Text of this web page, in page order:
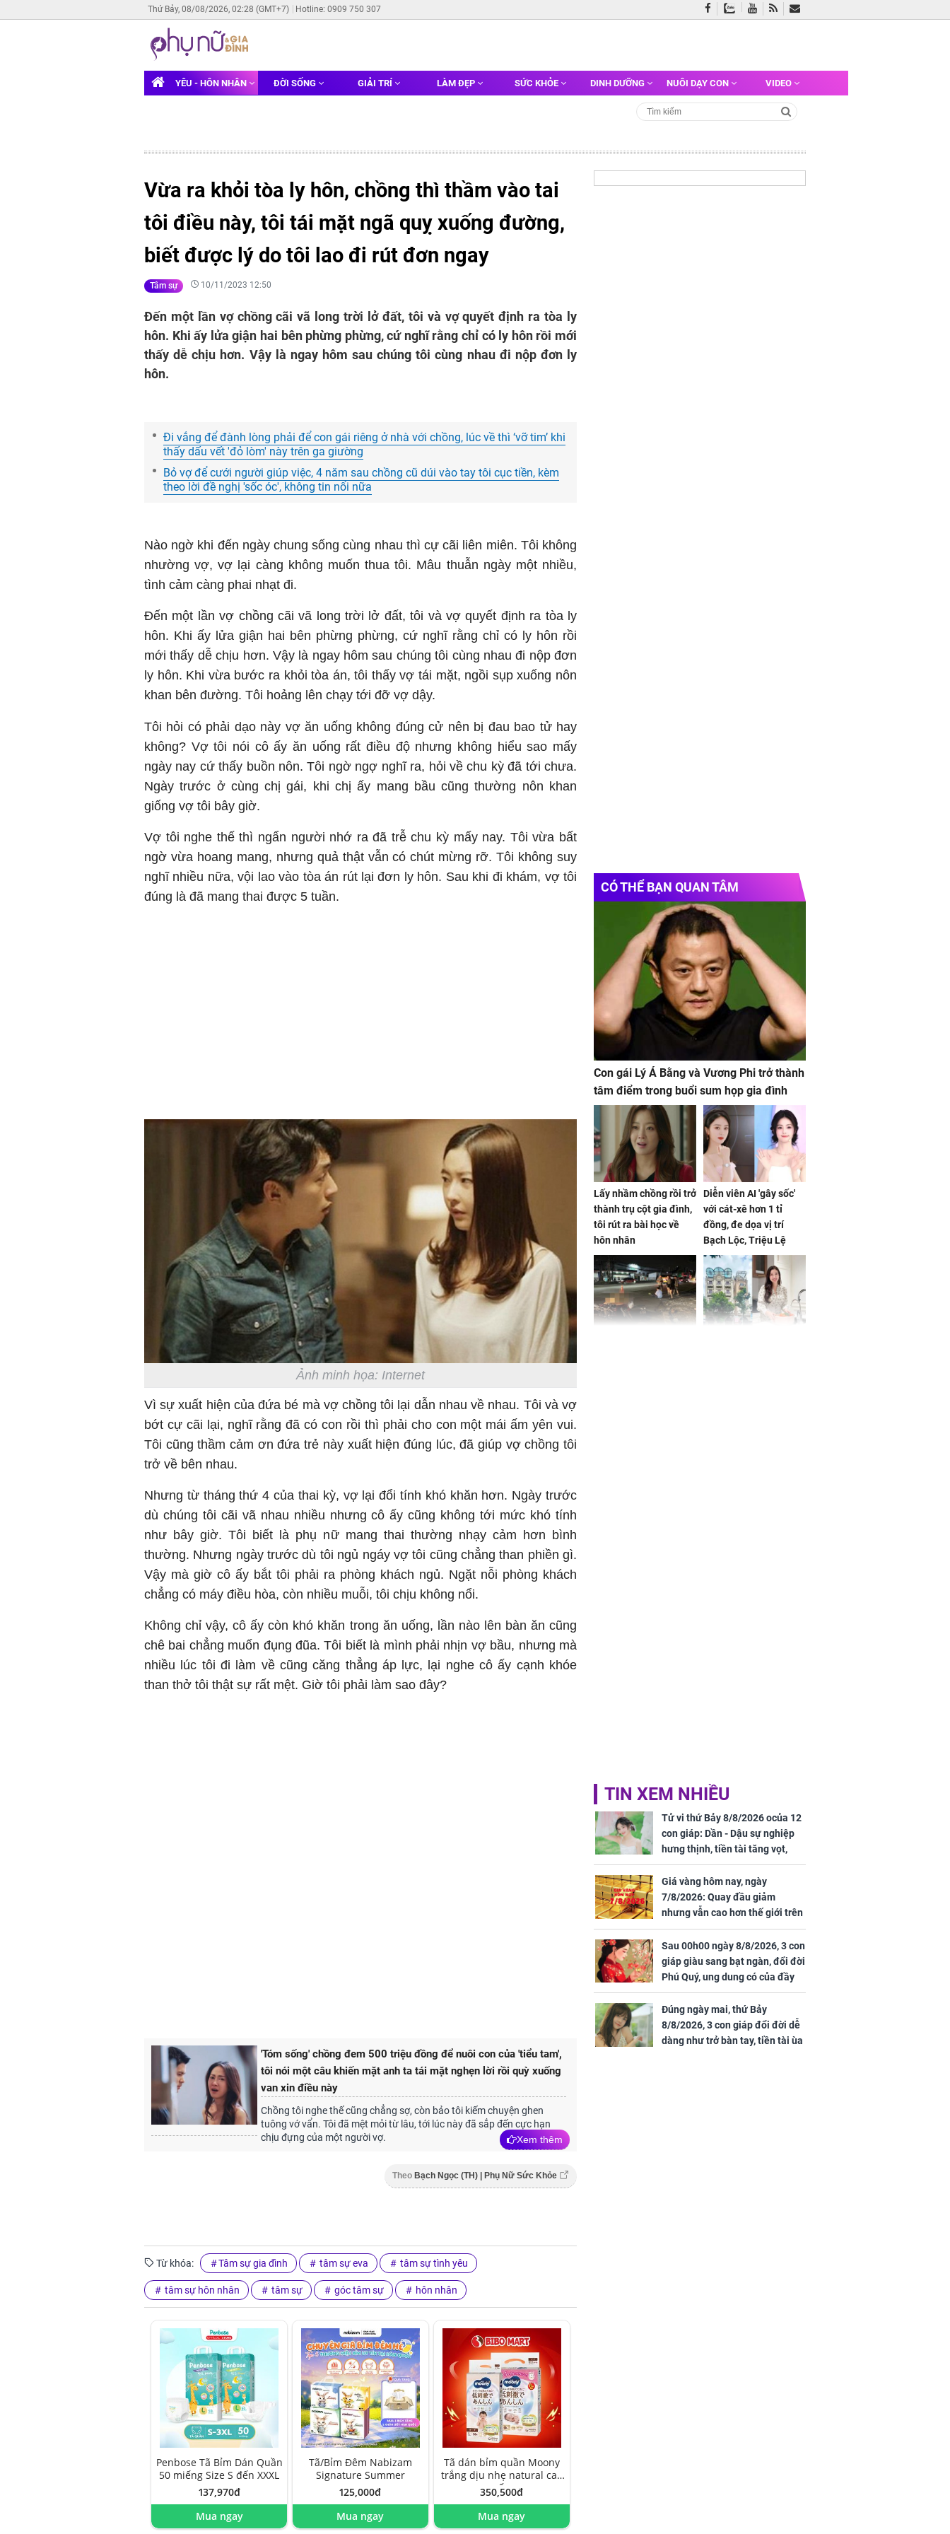
Thứ Bảy, 08/08/2026, 02:28 (GMT+7) Hotline: 0909 750 307
YÊU - HÔN NHÂN ĐỜI SỐNG GIẢI TRÍ LÀM ĐẸP SỨC KHỎE DINH DƯỠNG NUÔI DẠY CON VIDEO
Vừa ra khỏi tòa ly hôn, chồng thì thầm vào tai
tôi điều này, tôi tái mặt ngã quỵ xuống đường,
biết được lý do tôi lao đi rút đơn ngay
Tâm sự 10/11/2023 12:50
Đến một lần vợ chồng cãi vã long trời lở đất, tôi và vợ quyết định ra tòa ly
hôn. Khi ấy lửa giận hai bên phừng phừng, cứ nghĩ rằng chỉ có ly hôn rồi mới
thấy dễ chịu hơn. Vậy là ngay hôm sau chúng tôi cùng nhau đi nộp đơn ly
hôn.
Đi vắng để đành lòng phải để con gái riêng ở nhà với chồng, lúc về thì ‘vỡ tim’ khi
thấy dấu vết 'đỏ lòm' này trên ga giường
Bỏ vợ để cưới người giúp việc, 4 năm sau chồng cũ dúi vào tay tôi cục tiền, kèm
theo lời đề nghị 'sốc óc', không tin nổi nữa
Nào ngờ khi đến ngày chung sống cùng nhau thì cự cãi liên miên. Tôi không
nhường vợ, vợ lại càng không muốn thua tôi. Mâu thuẫn ngày một nhiều,
tình cảm càng phai nhạt đi.
Đến một lần vợ chồng cãi vã long trời lở đất, tôi và vợ quyết định ra tòa ly
hôn. Khi ấy lửa giận hai bên phừng phừng, cứ nghĩ rằng chỉ có ly hôn rồi
mới thấy dễ chịu hơn. Vậy là ngay hôm sau chúng tôi cùng nhau đi nộp đơn
ly hôn. Khi vừa bước ra khỏi tòa án, tôi thấy vợ tái mặt, ngồi sụp xuống nôn
khan bên đường. Tôi hoảng lên chạy tới đỡ vợ dậy.
Tôi hỏi có phải dạo này vợ ăn uống không đúng cử nên bị đau bao tử hay
không? Vợ tôi nói cô ấy ăn uống rất điều độ nhưng không hiểu sao mấy
ngày nay cứ thấy buồn nôn. Tôi ngờ ngợ nghĩ ra, hỏi về chu kỳ đã tới chưa.
Ngày trước ở cùng chị gái, khi chị ấy mang bầu cũng thường nôn khan
giống vợ tôi bây giờ.
Vợ tôi nghe thế thì ngẩn người nhớ ra đã trễ chu kỳ mấy nay. Tôi vừa bất
ngờ vừa hoang mang, nhưng quả thật vẫn có chút mừng rỡ. Tôi không suy
nghĩ nhiều nữa, vội lao vào tòa án rút lại đơn ly hôn. Sau khi đi khám, vợ tôi
đúng là đã mang thai được 5 tuần.
Ảnh minh họa: Internet
Vì sự xuất hiện của đứa bé mà vợ chồng tôi lại dẫn nhau về nhau. Tôi và vợ
bớt cự cãi lại, nghĩ rằng đã có con rồi thì phải cho con một mái ấm yên vui.
Tôi cũng thầm cảm ơn đứa trẻ này xuất hiện đúng lúc, đã giúp vợ chồng tôi
trở về bên nhau.
Nhưng từ tháng thứ 4 của thai kỳ, vợ lại đổi tính khó khăn hơn. Ngày trước
dù chúng tôi cãi vã nhau nhiều nhưng cô ấy cũng không tới mức khó tính
như bây giờ. Tôi biết là phụ nữ mang thai thường nhạy cảm hơn bình
thường. Nhưng ngày trước dù tôi ngủ ngáy vợ tôi cũng chẳng than phiền gì.
Vậy mà giờ cô ấy bắt tôi phải ra phòng khách ngủ. Ngặt nỗi phòng khách
chẳng có máy điều hòa, còn nhiều muỗi, tôi chịu không nổi.
Không chỉ vậy, cô ấy còn khó khăn trong ăn uống, lần nào lên bàn ăn cũng
chê bai chẳng muốn đụng đũa. Tôi biết là mình phải nhịn vợ bầu, nhưng mà
nhiều lúc tôi đi làm về cũng căng thẳng áp lực, lại nghe cô ấy cạnh khóe
than thở tôi thật sự rất mệt. Giờ tôi phải làm sao đây?
'Tóm sống' chồng đem 500 triệu đồng để nuôi con của 'tiểu tam',
tôi nói một câu khiến mặt anh ta tái mặt nghẹn lời rồi quỳ xuống
van xin điều này
Chồng tôi nghe thế cũng chẳng sợ, còn bảo tôi kiếm chuyện ghen
tuông vớ vẩn. Tôi đã mệt mỏi từ lâu, tới lúc này đã sắp đến cực hạn
chịu đựng của một người vợ.
Xem thêm
Theo Bạch Ngọc (TH) | Phụ Nữ Sức Khỏe
Từ khóa: Tâm sự gia đình tâm sự eva tâm sự tình yêu
tâm sự hôn nhân tâm sự góc tâm sự hôn nhân
Penbose Tã Bỉm Dán Quần
50 miếng Size S đến XXXL
137,970đ
Mua ngay
Tã/Bỉm Đêm Nabizam
Signature Summer
125,000đ
Mua ngay
Tã dán bỉm quần Moony
trắng dịu nhẹ natural cao
cấp
350,500đ
Mua ngay
CÓ THỂ BẠN QUAN TÂM
Con gái Lý Á Bằng và Vương Phi trở thành
tâm điểm trong buổi sum họp gia đình
Lấy nhầm chồng rồi trở
thành trụ cột gia đình,
tôi rút ra bài học về
hôn nhân
Diễn viên AI 'gây sốc'
với cát-xê hơn 1 tỉ
đồng, đe dọa vị trí
Bạch Lộc, Triệu Lệ
Dĩnh
TIN XEM NHIỀU
Tử vi thứ Bảy 8/8/2026 ocủa 12
con giáp: Dần - Dậu sự nghiệp
hưng thịnh, tiền tài tăng vọt,
Mão - Thân công việc bất trắc,
tiền mất tật mang
Giá vàng hôm nay, ngày
7/8/2026: Quay đầu giảm
nhưng vẫn cao hơn thế giới trên
7 triệu đồng
Sau 00h00 ngày 8/8/2026, 3 con
giáp giàu sang bạt ngàn, đổi đời
Phú Quý, ung dung có của đầy
nhà, ngày càng hưng thịnh sung
túc
Đúng ngày mai, thứ Bảy
8/8/2026, 3 con giáp đổi đời dễ
dàng như trở bàn tay, tiền tài ùa